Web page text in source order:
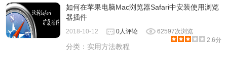
如何在苹果电脑Mac浏览器Safari中安装使用浏览
器插件
2018-10-12 0人评论
62597次浏览
2.6分
分类： 实用方法教程